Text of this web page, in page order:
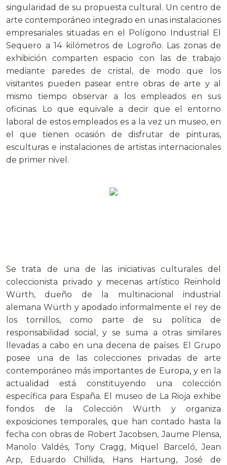
singularidad de su propuesta cultural. Un centro de
arte contemporáneo integrado en unas instalaciones
empresariales situadas en el Polígono Industrial El
Sequero a 14 kilómetros de Logroño. Las zonas de
exhibición comparten espacio con las de trabajo
mediante paredes de cristal, de modo que los
visitantes pueden pasear entre obras de arte y al
mismo tiempo observar a los empleados en sus
oficinas. Lo que equivale a decir que el entorno
laboral de estos empleados es a la vez un museo, en
el que tienen ocasión de disfrutar de pinturas,
esculturas e instalaciones de artistas internacionales
de primer nivel.
Se trata de una de las iniciativas culturales del
coleccionista privado y mecenas artístico Reinhold
Würth, dueño de la multinacional industrial
alemana Würth y apodado informalmente el rey de
los tornillos, como parte de su política de
responsabilidad social, y se suma a otras similares
llevadas a cabo en una decena de países. El Grupo
posee una de las colecciones privadas de arte
contemporáneo más importantes de Europa, y en la
actualidad está constituyendo una colección
específica para España. El museo de La Rioja exhibe
fondos de la Colección Würth y organiza
exposiciones temporales, que han contado hasta la
fecha con obras de Robert Jacobsen, Jaume Plensa,
Manolo Valdés, Tony Cragg, Miquel Barceló, Jean
Arp, Eduardo Chillida, Hans Hartung, José de